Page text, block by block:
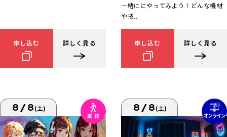
申し込む 詳しく見る
一緒ににやってみよう！どんな機材
や技...
申し込む 詳しく見る
8/8(土) 8/8(土)